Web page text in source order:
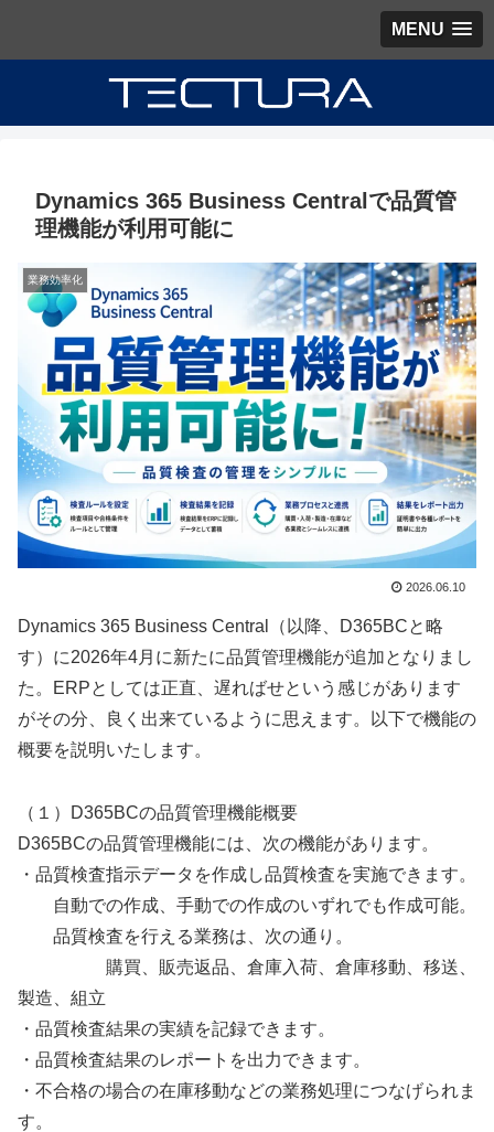
MENU
Dynamics 365 Business Centralで品質管
理機能が利用可能に
業務効率化
2026.06.10
Dynamics 365 Business Central（以降、D365BCと略
す）に2026年4月に新たに品質管理機能が追加となりまし
た。ERPとしては正直、遅ればせという感じがあります
がその分、良く出来ているように思えます。以下で機能の
概要を説明いたします。
（１）D365BCの品質管理機能概要
D365BCの品質管理機能には、次の機能があります。
・品質検査指示データを作成し品質検査を実施できます。
自動での作成、手動での作成のいずれでも作成可能。
品質検査を行える業務は、次の通り。
購買、販売返品、倉庫入荷、倉庫移動、移送、
製造、組立
・品質検査結果の実績を記録できます。
・品質検査結果のレポートを出力できます。
・不合格の場合の在庫移動などの業務処理につなげられま
す。